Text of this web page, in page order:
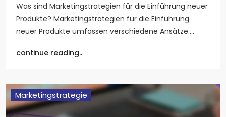
Was sind Marketingstrategien für die Einführung neuer
Produkte? Marketingstrategien für die Einführung
neuer Produkte umfassen verschiedene Ansätze.…
continue reading..
Marketingstrategie